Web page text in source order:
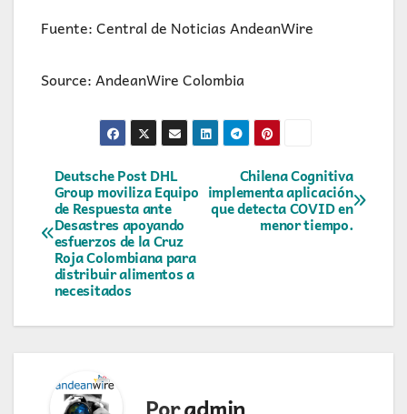
Fuente: Central de Noticias AndeanWire
Source: AndeanWire Colombia
Navegación
de
entradas
Chilena Cognitiva
implementa aplicación
que detecta COVID en
menor tiempo.
Deutsche Post DHL
Group moviliza Equipo
de Respuesta ante
Desastres apoyando
esfuerzos de la Cruz
Roja Colombiana para
distribuir alimentos a
necesitados